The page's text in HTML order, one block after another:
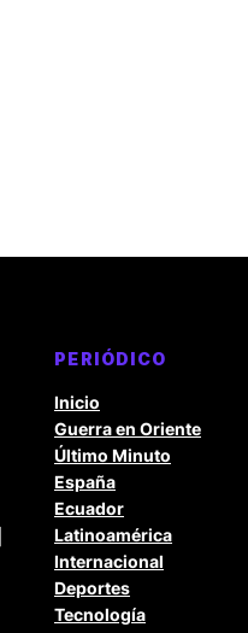
PERIÓDICO
Inicio
Guerra en Oriente
Último Minuto
España
Ecuador
Latinoamérica
Internacional
Deportes
Tecnología